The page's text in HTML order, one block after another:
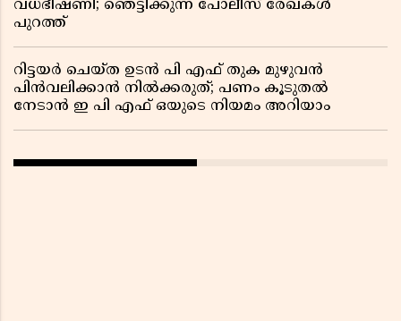
വധഭീഷണി; ഞെട്ടിക്കുന്ന പോലീസ് രേഖകൾ
പുറത്ത്
റിട്ടയർ ചെയ്ത ഉടൻ പി എഫ് തുക മുഴുവൻ
പിൻവലിക്കാൻ നിൽക്കരുത്; പണം കൂടുതൽ
നേടാൻ ഇ പി എഫ് ഒയുടെ നിയമം അറിയാം